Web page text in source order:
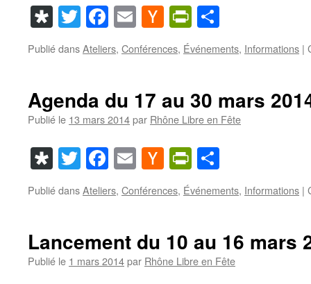
Diaspora
TwitterFacebook
EmailHacker
News
PrintFriendly
Publié dansAteliers, Conférences, Événements, Informations |
Agenda du 17 au 30 mars
Publié le 13 mars 2014par Rhône Libre en Fête
Diaspora
TwitterFacebook
EmailHacker
News
PrintFriendly
Publié dansAteliers, Conférences, Événements, Informations |
Lancement du 10 au 16 mars
Publié le 1 mars 2014par Rhône Libre en Fête